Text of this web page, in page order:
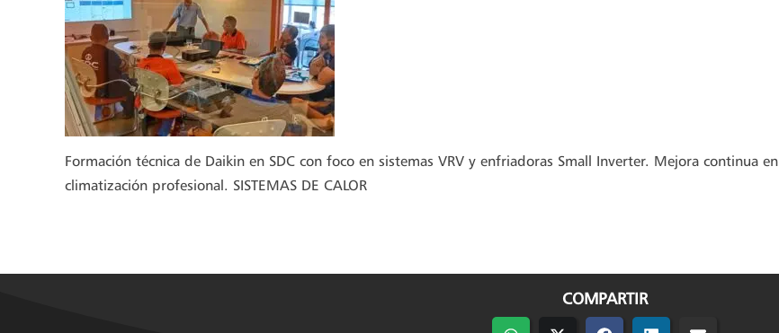
Formación técnica de Daikin en SDC con foco en sistemas VRV y enfriadoras Small Inverter. Mejora continua en
climatización profesional. SISTEMAS DE CALOR
COMPARTIR